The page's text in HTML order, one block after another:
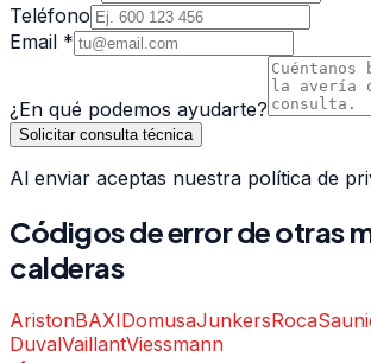
Teléfono
Email *
¿En qué podemos ayudarte?
Solicitar consulta técnica
Al enviar aceptas nuestra política de
Códigos de error de otras
calderas
AristonBAXIDomusaJunkersRoca
DuvalVaillantViessmann